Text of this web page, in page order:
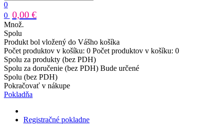
0
0 0,00 €
Množ.
Spolu
Produkt bol vložený do Vášho košíka
Počet produktov v košíku: 0 Počet produktov v košíku: 0
Spolu za produkty (bez PDH)
Spolu za doručenie (bez PDH) Bude určené
Spolu (bez PDH)
Pokračovať v nákupe
Pokladňa
Registračné pokladne